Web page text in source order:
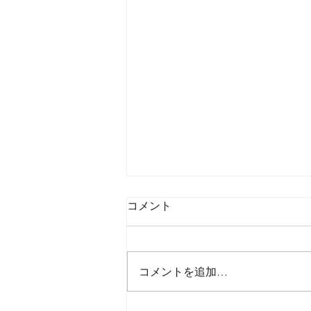
コメント
コメントを追加…